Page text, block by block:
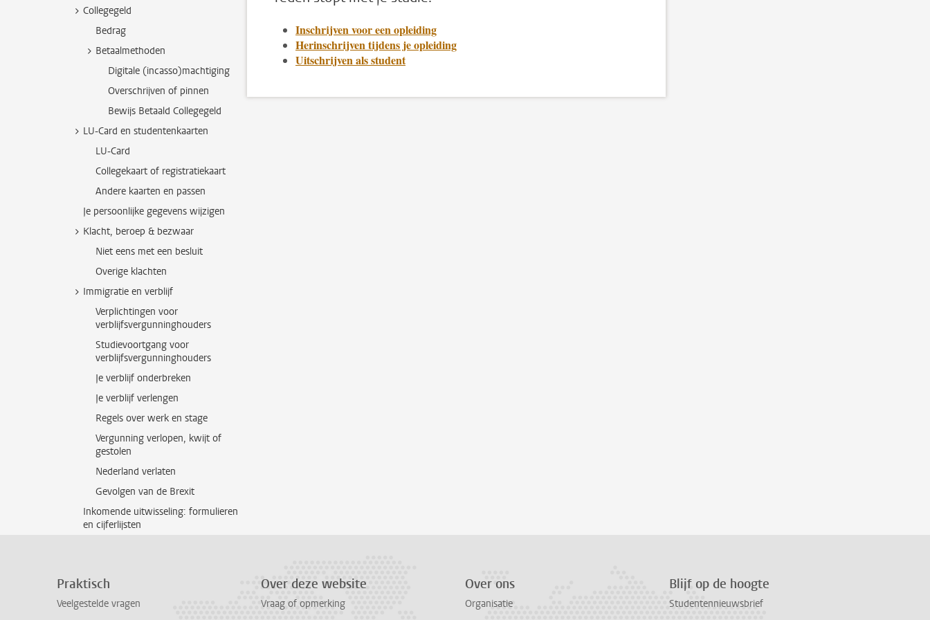
Collegegeld
Bedrag
Betaalmethoden
Digitale (incasso)machtiging
Overschrijven of pinnen
Bewijs Betaald Collegegeld
LU-Card en studentenkaarten
LU-Card
Collegekaart of registratiekaart
Andere kaarten en passen
Je persoonlijke gegevens wijzigen
Klacht, beroep & bezwaar
Niet eens met een besluit
Overige klachten
Immigratie en verblijf
Verplichtingen voor
verblijfsvergunninghouders
Studievoortgang voor
verblijfsvergunninghouders
Je verblijf onderbreken
Je verblijf verlengen
Regels over werk en stage
Vergunning verlopen, kwijt of
gestolen
Nederland verlaten
Gevolgen van de Brexit
Inkomende uitwisseling: formulieren
en cijferlijsten
Inschrijven voor een opleiding
Herinschrijven tijdens je opleiding
Uitschrijven als student
Praktisch
Veelgestelde vragen
Over deze website
Vraag of opmerking
Over ons
Organisatie
Blijf op de hoogte
Studentennieuwsbrief